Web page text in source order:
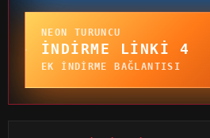
NEON TURUNCU
İNDIRME LINKI 4
EK INDIRME BAĞLANTISI